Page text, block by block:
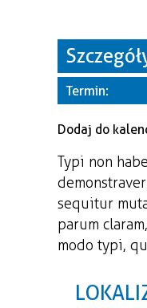
GAZETA
Termin:
Dodaj do
Typi non
sequitur
parum
modo typi,